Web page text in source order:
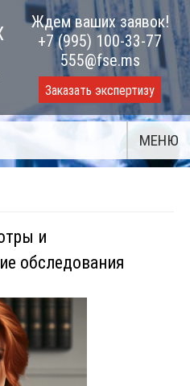
Ждем ваших заявок!
+7 (995) 100-33-77
555@fse.ms
Заказать экспертизу
МЕНЮ
и
обследования